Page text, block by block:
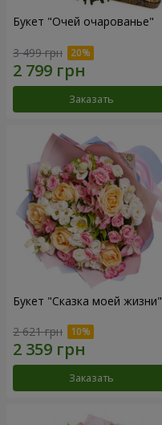
Букет "Очей очарованье"
3 499 грн
Заказать
Букет "Сказка моей жизни"
2 621 грн
Заказать